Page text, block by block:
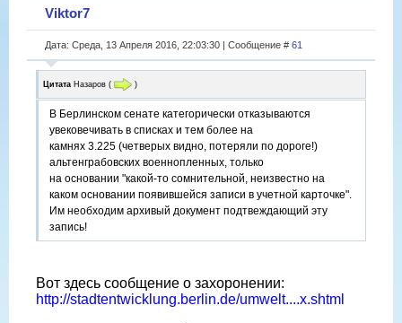
Viktor7
Дата: Среда, 13 Апреля 2016, 22:03:30 | Сообщение # 61
Цитата Назаров ( )
В Берлинском сенате категорически отказываются
увековечивать в списках и тем более на
камнях 3.225 (четверых видно, потеряли по дороге!)
альтенграбовских военнопленных, только
на основании "какой-то сомнительной, неизвестно на
каком основании появившейся записи в учетной карточке".
Им необходим архивый документ подтвеждающий эту
запись!
Вот здесь сообщение о захоронении:
http://stadtentwicklung.berlin.de/umwelt....x.shtml